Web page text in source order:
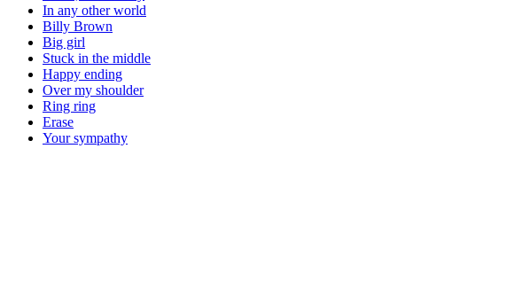
In any other world
Billy Brown
Big girl
Stuck in the middle
Happy ending
Over my shoulder
Ring ring
Erase
Your sympathy